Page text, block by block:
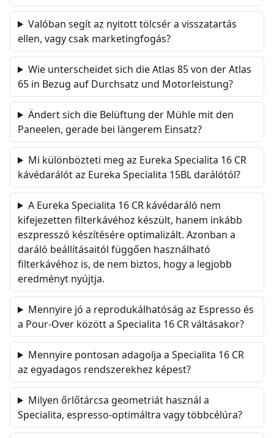
Valóban segít az nyitott tölcsér a visszatartás
ellen, vagy csak marketingfogás?
Wie unterscheidet sich die Atlas 85 von der Atlas
65 in Bezug auf Durchsatz und Motorleistung?
Ändert sich die Belüftung der Mühle mit den
Paneelen, gerade bei längerem Einsatz?
Mi különbözteti meg az Eureka Specialita 16 CR
kávédarálót az Eureka Specialita 15BL darálótól?
A Eureka Specialita 16 CR kávédaráló nem
kifejezetten filterkávéhoz készült, hanem inkább
eszpresszó készítésére optimalizált. Azonban a
daráló beállításaitól függően használható
filterkávéhoz is, de nem biztos, hogy a legjobb
eredményt nyújtja.
Mennyire jó a reprodukálhatóság az Espresso és
a Pour-Over között a Specialita 16 CR váltásakor?
Mennyire pontosan adagolja a Specialita 16 CR
az egyadagos rendszerekhez képest?
Milyen őrlőtárcsa geometriát használ a
Specialita, espresso-optimáltra vagy többcélúra?